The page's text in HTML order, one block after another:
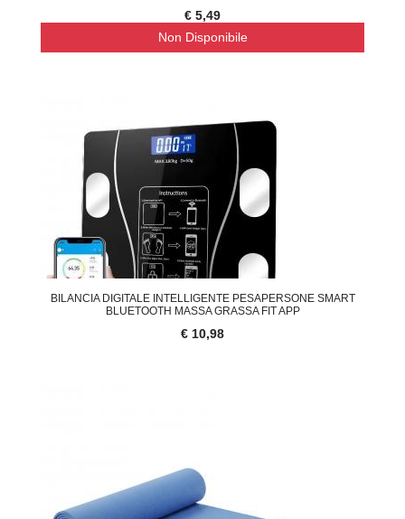
€ 5,49
Non Disponibile
BILANCIA DIGITALE INTELLIGENTE PESAPERSONE SMART
BLUETOOTH MASSA GRASSA FIT APP
€ 10,98